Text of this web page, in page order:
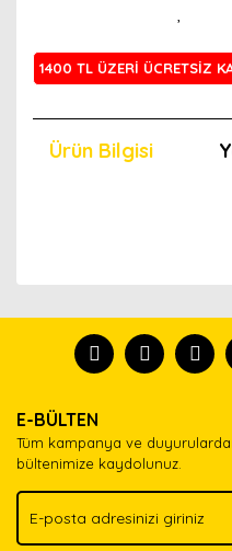
1400 TL ÜZERİ ÜCRETSİZ
Ürün Bilgisi
formunu kullanarak
Görüş ve önerileriniz için
Ürün açıklamasında
Ürün bilgilerinde hatalar
Ürün fiyatı diğer
Bu ürüne benzer farklı
E-BÜLTEN
Tüm kampanya ve
bültenimize kaydolunuz.